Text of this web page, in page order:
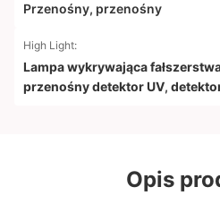
Przenośny, przenośny
High Light:
Lampa wykrywająca
przenośny detektor UV,
Opis